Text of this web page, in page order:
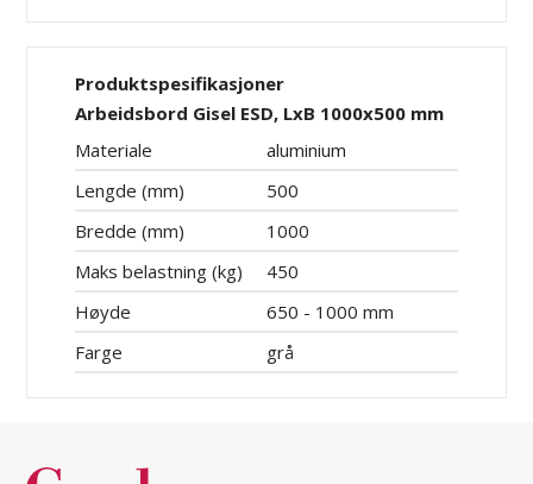
Produktspesifikasjoner
Arbeidsbord Gisel ESD, LxB 1000x500 mm
Materiale
aluminium
Lengde (mm)
500
Bredde (mm)
1000
Maks belastning (kg)
450
Høyde
650 - 1000 mm
Farge
grå